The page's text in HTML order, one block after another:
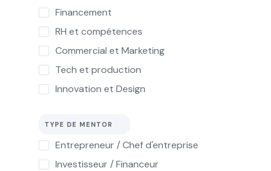
Financement
RH et compétences
Commercial et Marketing
Tech et production
Innovation et Design
TYPE DE MENTOR
Entrepreneur / Chef d'entreprise
Investisseur / Financeur